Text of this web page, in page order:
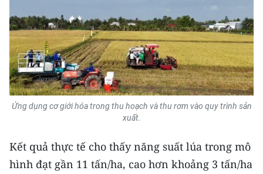
Ứng dụng cơ giới hóa trong thu hoạch và thu rơm vào quy trình sản
xuất.
Kết quả thực tế cho thấy năng suất lúa trong mô
hình đạt gần 11 tấn/ha, cao hơn khoảng 3 tấn/ha